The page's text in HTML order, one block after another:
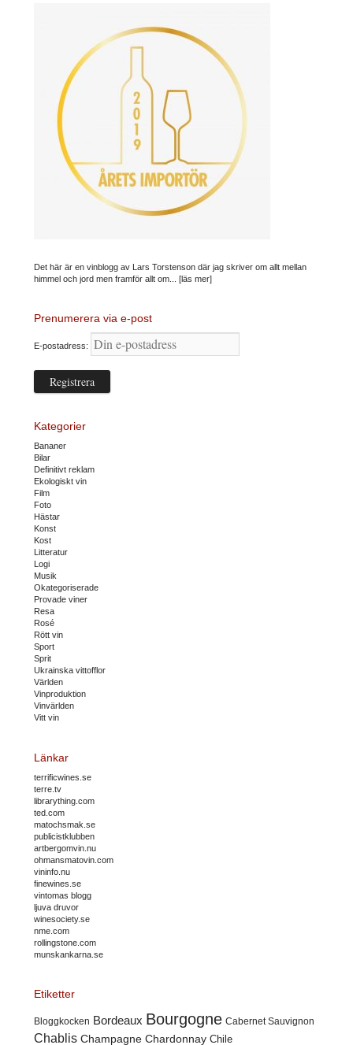
Det här är en vinblogg av Lars Torstenson där jag skriver om allt mellan
himmel och jord men framför allt om... [läs mer]
Prenumerera via e-post
E-postadress:
Kategorier
Bananer
Bilar
Definitivt reklam
Ekologiskt vin
Film
Foto
Hästar
Konst
Kost
Litteratur
Logi
Musik
Okategoriserade
Provade viner
Resa
Rosé
Rött vin
Sport
Sprit
Ukrainska vittofflor
Världen
Vinproduktion
Vinvärlden
Vitt vin
Länkar
terrificwines.se
terre.tv
librarything.com
ted.com
matochsmak.se
publicistklubben
artbergomvin.nu
ohmansmatovin.com
vininfo.nu
finewines.se
vintomas blogg
ljuva druvor
winesociety.se
nme.com
rollingstone.com
munskankarna.se
Etiketter
Bloggkocken Bordeaux Bourgogne Cabernet Sauvignon
Chablis Champagne Chardonnay Chile